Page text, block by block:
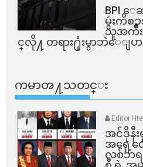
BPI ​ေ
မွဴးကိစ
သူအက်ိဳး
င္​လို႔ တရား႐ုံးမွာဘဲေျပ
ကမာၻ႔သတင္း
Editor
အင်ဒိုနီ
အရှေ့တ
လစ်ဘ